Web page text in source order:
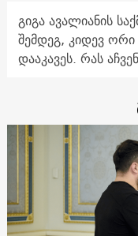
გიგა ავალიანის
შემდეგ, კიდევ
დააკავეს. რას